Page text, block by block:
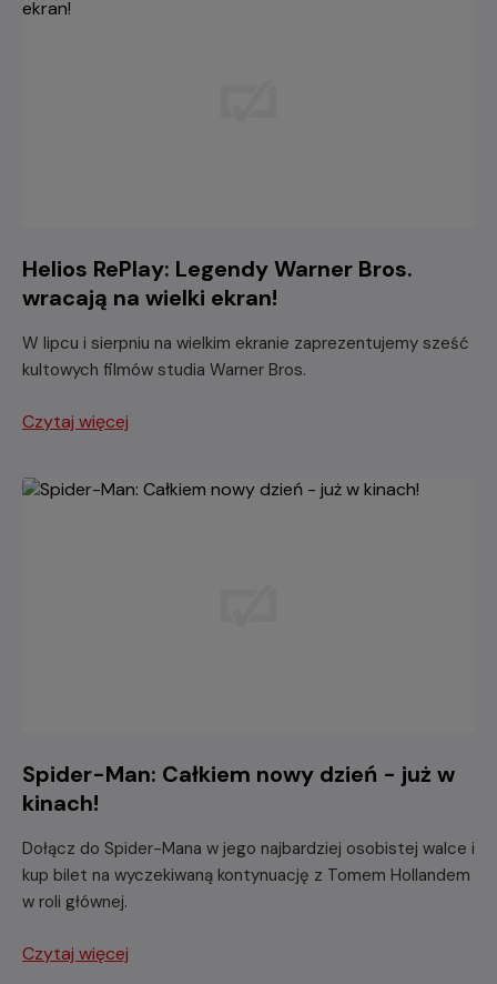
Helios RePlay: Legendy Warner Bros.
wracają na wielki ekran!
W lipcu i sierpniu na wielkim ekranie zaprezentujemy sześć
kultowych filmów studia Warner Bros.
Czytaj więcej
Spider-Man: Całkiem nowy dzień - już w
kinach!
Dołącz do Spider-Mana w jego najbardziej osobistej walce i
kup bilet na wyczekiwaną kontynuację z Tomem Hollandem
w roli głównej.
Czytaj więcej